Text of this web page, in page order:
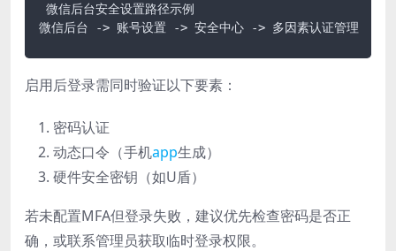
微信后台安全设置路径示例
微信后台
-> 账号设置 -> 安全中心 -> 多因素认证管理
启用后登录需同时验证以下要素：
密码认证
动态口令（手机app生成）
硬件安全密钥（如U盾）
若未配置MFA但登录失败，建议优先检查密码是否正
确，或联系管理员获取临时登录权限。